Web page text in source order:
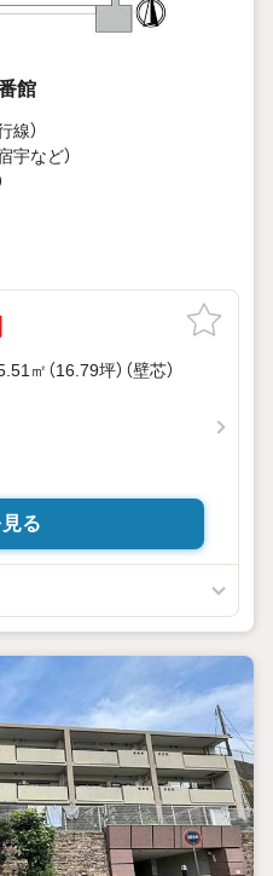
館
線）
宇など）
㎡（16.79坪）（壁芯）
る